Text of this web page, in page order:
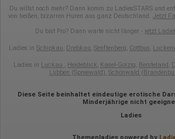
Du willst noch mehr? Dann komm zu LadiesSTARS und
von heißen, bizarren Huren aus ganz Deutschland. Jetzt
Du bist Pro? Dann warte nicht länger - jetzt
Ladies in Schipkau, Drebkau, Senftenberg, Cottbus,
Ladies in Luckau , Heideblick, Kasel-Golzig, Bersteland ,
Lübben (Spreewald), Schönwald
Diese Seite beinhaltet eindeutige erotische
Minderjährige nicht
Ladies